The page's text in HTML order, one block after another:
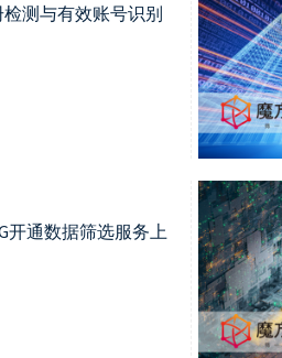
测与有效账号识别
开通数据筛选服务上